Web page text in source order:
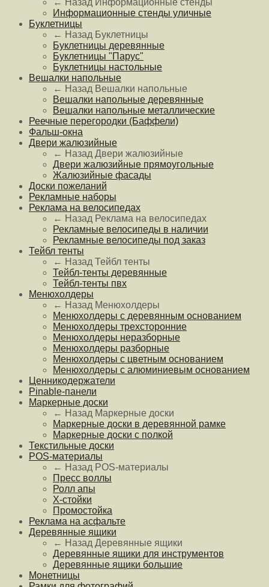
Информационные стенды уличные
Буклетницы
← Назад Буклетницы
Буклетницы деревянные
Буклетницы "Парус"
Буклетницы настольные
Вешалки напольные
← Назад Вешалки напольные
Вешалки напольные деревянные
Вешалки напольные металлические
Реечные перегородки (Баффели)
Фальш-окна
Двери жалюзийные
← Назад Двери жалюзийные
Двери жалюзийные прямоугольные
Жалюзийные фасады
Доски пожеланий
Рекламные наборы
Реклама на велосипедах
← Назад Реклама на велосипедах
Рекламные велосипеды в наличии
Рекламные велосипеды под заказ
Тейбл тенты
← Назад Тейбл тенты
Тейбл-тенты деревянные
Тейбл-тенты пвх
Менюхолдеры
← Назад Менюхолдеры
Менюхолдеры с деревянным основанием
Менюхолдеры трехсторонние
Менюхолдеры неразборные
Менюхолдеры разборные
Менюхолдеры с цветным основанием
Менюхолдеры с алюминиевым основанием
Ценникодержатели
Pinable-панели
Маркерные доски
← Назад Маркерные доски
Маркерные доски в деревянной рамке
Маркерные доски с полкой
Текстильные доски
POS-материалы
← Назад POS-материалы
Пресс воллы
Ролл апы
Х-стойки
Промостойка
Реклама на асфальте
Деревянные ящики
← Назад Деревянные ящики
Деревянные ящики для инструментов
Деревянные ящики большие
Монетницы